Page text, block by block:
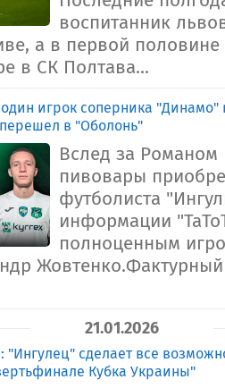
воспитанник
а в первой половине
в СК Полтава...
игрок соперника "Динамо"
в "Оболонь"
Вслед за
пивовары
футболиста
информации
полноценным
21.01.2026
сделает все
Кубка Украины"